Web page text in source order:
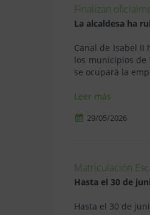
Finalizan
La alcaldesa ha
Canal de Isabel
los municipios de
se ocupará la
Leer más
29/05/2026
Matriculación
Hasta el 30 de
Hasta el 30 de